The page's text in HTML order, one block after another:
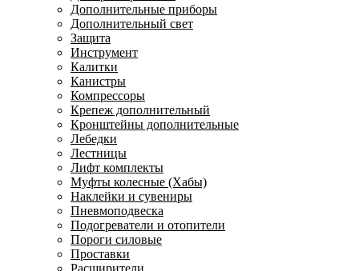
Дополнительные приборы
Дополнительный свет
Защита
Инструмент
Калитки
Канистры
Компрессоры
Крепеж дополнительный
Кронштейны дополнительные
Лебедки
Лестницы
Лифт комплекты
Муфты колесные (Хабы)
Наклейки и сувениры
Пневмоподвеска
Подогреватели и отопители
Пороги силовые
Проставки
Расширители